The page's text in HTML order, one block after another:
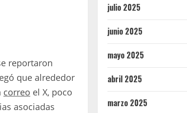
reportaron
que alrededor
correo el X, poco
asociadas
julio 2025
junio 2025
mayo 2025
abril 2025
marzo 2025